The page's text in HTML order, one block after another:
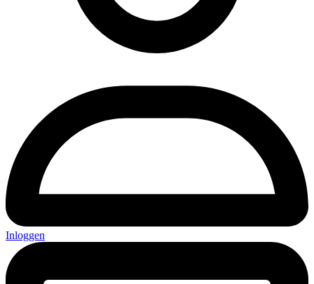
Inloggen